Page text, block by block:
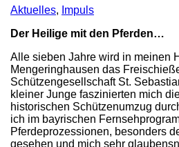
Aktuelles, Impuls
Der Heilige mit den Pferden…
Alle sieben Jahre wird in meinen
Mengeringhausen das
Schützengesellschaft St.
kleiner Junge faszinierten mich
historischen Schützenumzug
ich im bayrischen
Pferdeprozessionen, besonders
gesehen und mich sehr